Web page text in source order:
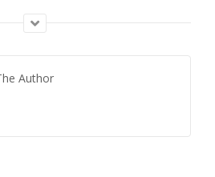
Author